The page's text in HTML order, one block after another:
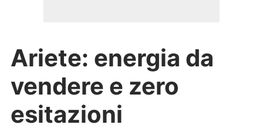
Ariete: energia da
vendere e zero
esitazioni